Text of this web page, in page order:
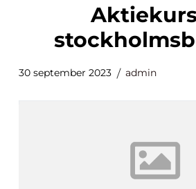
aktiekurser
30 september 2023 admin